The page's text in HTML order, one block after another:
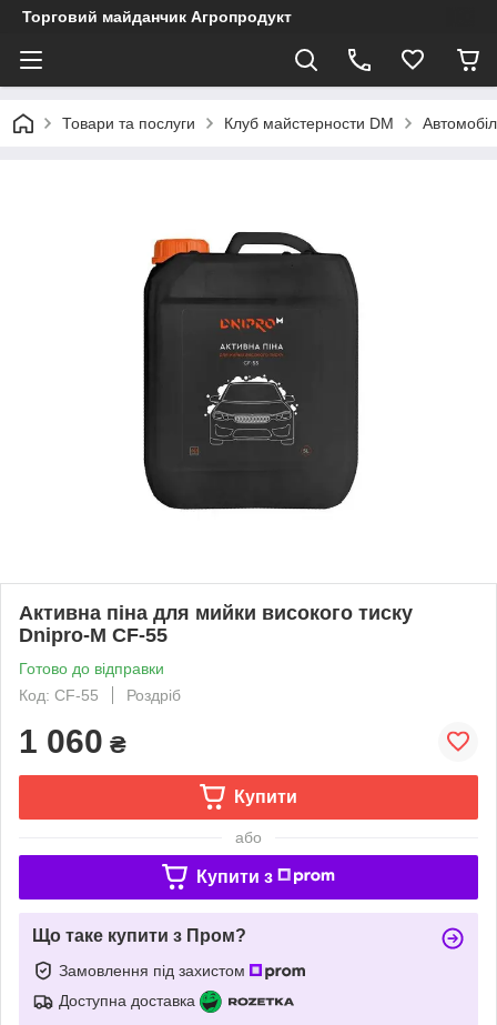
Торговий майданчик Агропродукт
Товари та послуги Клуб майстерности DM
Активна піна для мийки високого тиску
Dnipro-M CF-55
Готово до відправки
Код: CF-55
Роздріб
1 060 ₴
Купити
або
Купити з
Що таке купити з Пром?
Замовлення під захистом
Доступна доставка